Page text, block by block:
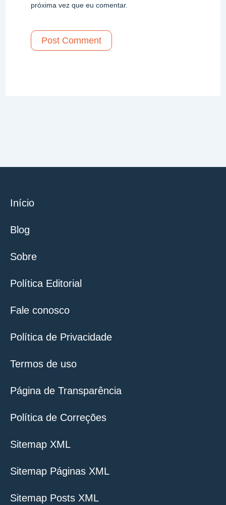
próxima vez que eu comentar.
Início
Blog
Sobre
Política Editorial
Fale conosco
Política de Privacidade
Termos de uso
Página de Transparência
Política de Correções
Sitemap XML
Sitemap Páginas XML
Sitemap Posts XML